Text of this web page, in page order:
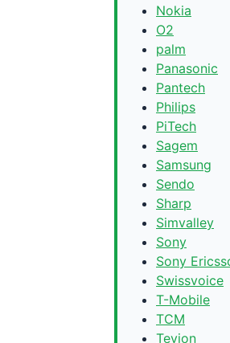
Nokia
O2
palm
Panasonic
Pantech
Philips
PiTech
Sagem
Samsung
Sendo
Sharp
Simvalley
Sony
Sony
Swissvoice
T-Mobile
TCM
Tevion